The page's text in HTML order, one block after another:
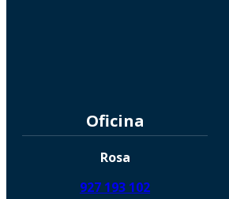
Oficina
Rosa
927 193 102